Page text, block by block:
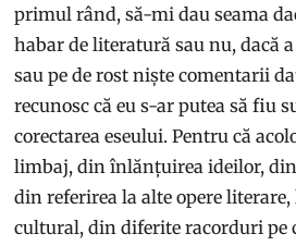
primul rând, să-mi dau seama
habar de literatură sau nu, dacă
sau pe de rost niște comentarii
recunosc că eu s-ar putea să fiu
corectarea eseului. Pentru că
limbaj, din înlănțuirea ideilor,
din referirea la alte opere
cultural, din diferite racorduri pe